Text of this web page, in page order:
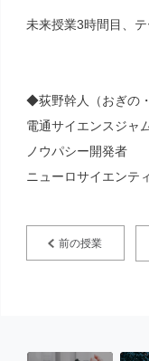
未来授業3時間目、
◆荻野幹人（おぎの・
電通サイエンスジャ
ノウパシー開発者
ニューロサイエン
前の授業